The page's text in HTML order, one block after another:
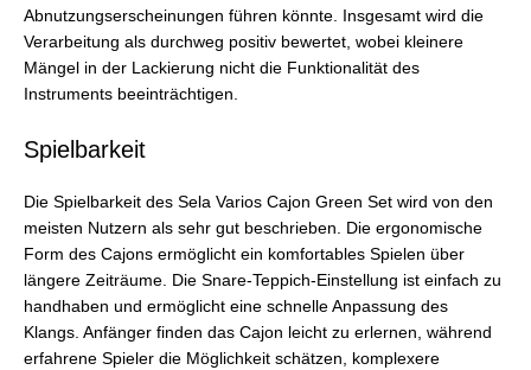
Abnutzungserscheinungen führen könnte. Insgesamt wird die
Verarbeitung als durchweg positiv bewertet, wobei kleinere
Mängel in der Lackierung nicht die Funktionalität des
Instruments beeinträchtigen.
Spielbarkeit
Die Spielbarkeit des Sela Varios Cajon Green Set wird von den
meisten Nutzern als sehr gut beschrieben. Die ergonomische
Form des Cajons ermöglicht ein komfortables Spielen über
längere Zeiträume. Die Snare-Teppich-Einstellung ist einfach zu
handhaben und ermöglicht eine schnelle Anpassung des
Klangs. Anfänger finden das Cajon leicht zu erlernen, während
erfahrene Spieler die Möglichkeit schätzen, komplexere